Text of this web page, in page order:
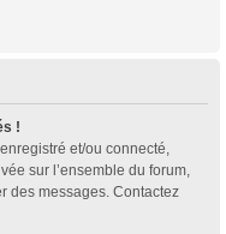
!
et/ou connecté,
sur l’ensemble du forum,
des messages. Contactez